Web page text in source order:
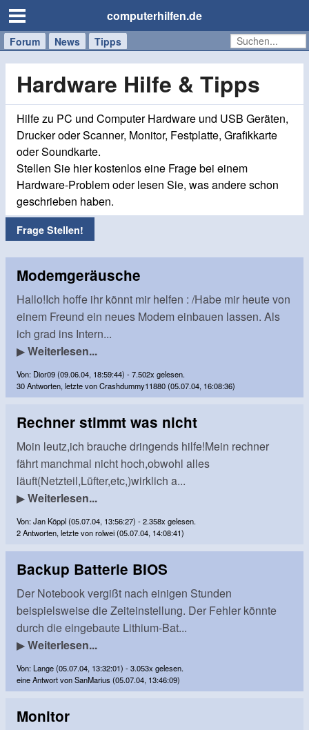
computerhilfen.de
Forum News Tipps
Handy
Windows
Mac
Hardware Hilfe & Tipps
Hilfe zu PC und Computer Hardware und USB Geräten,
Drucker oder Scanner, Monitor, Festplatte, Grafikkarte
oder Soundkarte.
Stellen Sie hier kostenlos eine Frage bei einem
Hardware-Problem oder lesen Sie, was andere schon
geschrieben haben.
Frage Stellen!
Modemgeräusche
Hallo!Ich hoffe ihr könnt mir helfen : /Habe mir heute von
einem Freund ein neues Modem einbauen lassen. Als
ich grad ins Intern...
▶Weiterlesen...
Von: Dior09 (09.06.04, 18:59:44) - 7.502x gelesen.
30 Antworten, letzte von Crashdummy11880 (05.07.04, 16:08:36)
Rechner stimmt was nicht
Moin leutz,ich brauche dringends hilfe!Mein rechner
fährt manchmal nicht hoch,obwohl alles
läuft(Netzteil,Lüfter,etc,)wirklich a...
▶Weiterlesen...
Von: Jan Köppl (05.07.04, 13:56:27) - 2.358x gelesen.
2 Antworten, letzte von rolwei (05.07.04, 14:08:41)
Backup Batterie BIOS
Der Notebook vergißt nach einigen Stunden
beispielsweise die Zeiteinstellung. Der Fehler könnte
durch die eingebaute Lithium-Bat...
▶Weiterlesen...
Von: Lange (05.07.04, 13:32:01) - 3.053x gelesen.
eine Antwort von SanMarius (05.07.04, 13:46:09)
Monitor